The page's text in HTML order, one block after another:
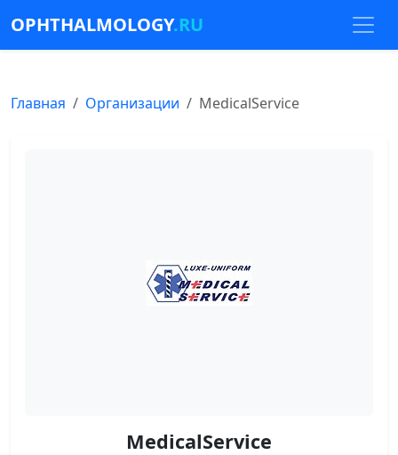
OPHTHALMOLOGY.RU
Главная Организации MedicalService
MedicalService